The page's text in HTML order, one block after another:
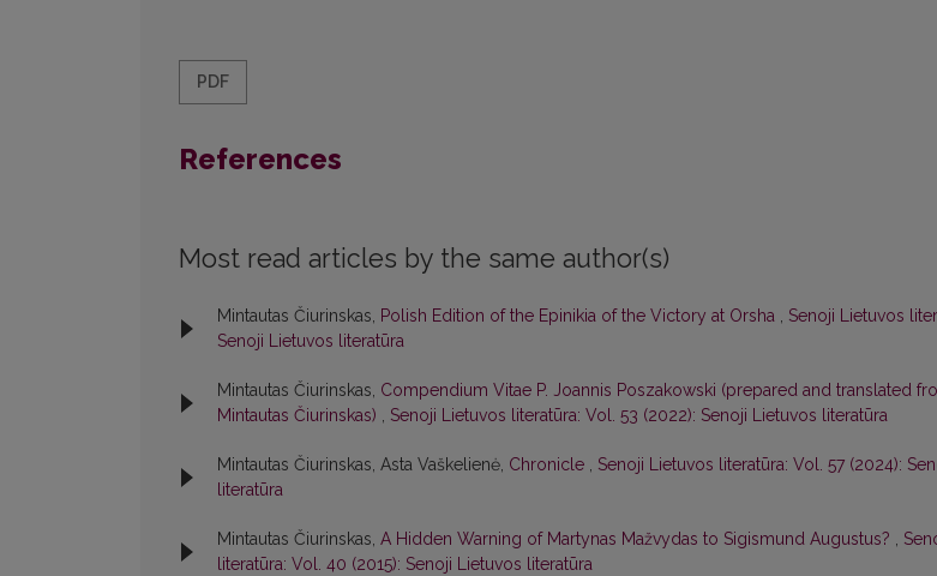
PDF
References
Most read articles by the same author(s)
Mintautas Čiurinskas, Polish Edition of the Epinikia of the Victory at Orsha , Senoji Lietuvos
Senoji Lietuvos literatūra
Mintautas Čiurinskas, Compendium Vitae P. Joannis Poszakowski (prepared and translated
Mintautas Čiurinskas) , Senoji Lietuvos literatūra: Vol. 53 (2022): Senoji Lietuvos literatūra
Mintautas Čiurinskas, Asta Vaškelienė, Chronicle , Senoji Lietuvos literatūra: Vol. 57 (2024):
literatūra
Mintautas Čiurinskas, A Hidden Warning of Martynas Mažvydas to Sigismund Augustus? ,
literatūra: Vol. 40 (2015): Senoji Lietuvos literatūra